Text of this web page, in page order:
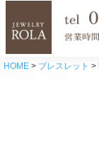
HOME ブレスレット